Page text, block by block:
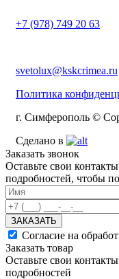
+7 (978) 749 20 63
svetolux@kskcrimea.ru
Политика
г. Симферополь ©
Сделано в
Заказать звонок
Оставьте свои
подробностей, чтобы
ЗАКАЗАТЬ
Согласие на
Заказать товар
Оставьте свои
подробностей